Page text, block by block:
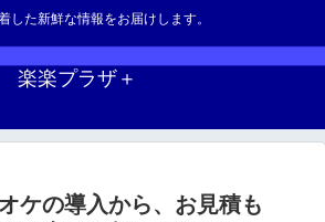
した新鮮な情報をお届けします。
楽楽プラザ＋
ケの導入から、お見積も